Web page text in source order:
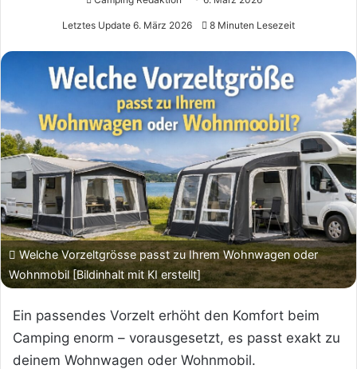
Letztes Update 6. März 2026 8 Minuten Lesezeit
Welche Vorzeltgrösse passt zu Ihrem Wohnwagen oder
Wohnmobil [Bildinhalt mit KI erstellt]
Ein passendes Vorzelt erhöht den Komfort beim
Camping enorm – vorausgesetzt, es passt exakt zu
deinem Wohnwagen oder Wohnmobil.